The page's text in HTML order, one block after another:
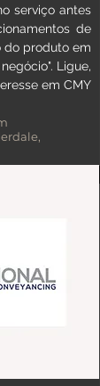
serviço antes
de
do produto em
Ligue,
em CMY